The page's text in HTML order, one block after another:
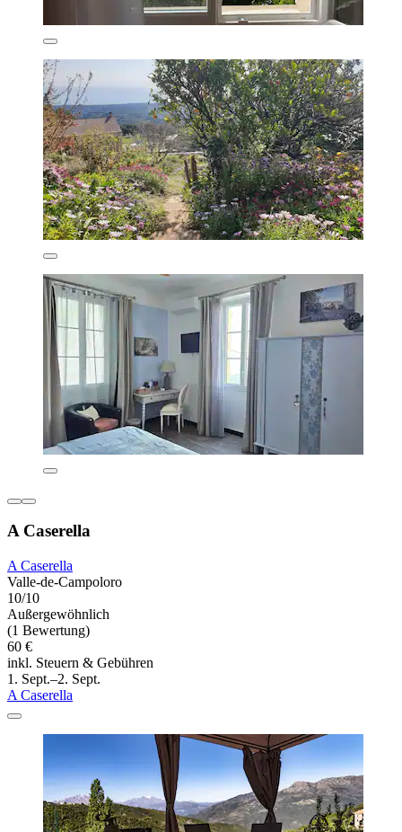
A Caserella
A Caserella
Valle-de-Campoloro
10/10
Außergewöhnlich
(1 Bewertung)
60 €
inkl. Steuern & Gebühren
1. Sept.–2. Sept.
A Caserella